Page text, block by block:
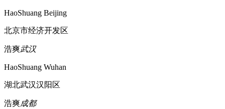
HaoShuang Beijing
北京市经济开发区
浩爽武汉
HaoShuang Wuhan
湖北武汉汉阳区
浩爽成都